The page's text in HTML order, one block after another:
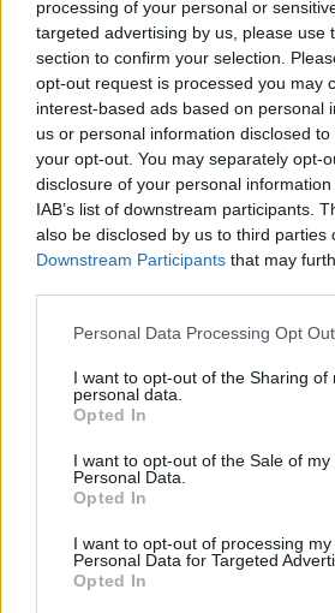
processing of your personal or
targeted advertising by us, please use
section to confirm your selection.
opt-out request is processed you may
interest-based ads based on personal
us or personal information disclosed
your opt-out. You may separately opt-
disclosure of your personal
IAB’s list of downstream participants.
also be disclosed by us to third parties
Downstream Participants that may
Personal Data Processing Opt
I want to opt-out of the Sharing of
personal data.
Opted In
I want to opt-out of the Sale of my
Personal Data.
Opted In
I want to opt-out of processing my
Personal Data for Targeted
Opted In
συνεργασίας για την
τεχνογνωσίας ώστε να
πρόοδος κατά του
Επίκεντρο ο ασθενής.
πραγματοποιηθούν για τη
διάγνωσης, της
υπηρεσιών υποστήριξης
Περισσότερες πληροφορίες
το πρόγραμμά του οι
να βρουνστην ιστοσελίδα